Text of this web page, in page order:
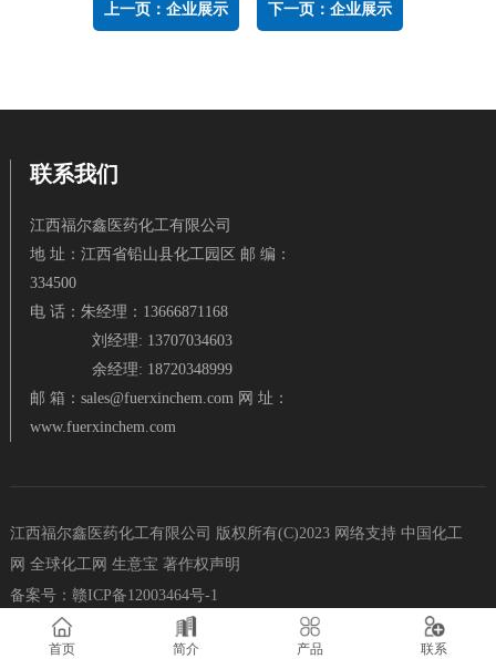
上一页： 企业展示 下一页： 企业展示
联系我们
江西福尔鑫医药化工有限公司
地 址：江西省铅山县化工园区 邮 编：
334500
电 话：朱经理：13666871168
刘经理: 13707034603
余经理: 18720348999
邮 箱：sales@fuerxinchem.com 网 址：
www.fuerxinchem.com
江西福尔鑫医药化工有限公司 版权所有(C)2023网络支持 中国化工
网 全球化工网 生意宝 著作权声明
备案号： 赣ICP备12003464号-1
首页 简介 产品 联系